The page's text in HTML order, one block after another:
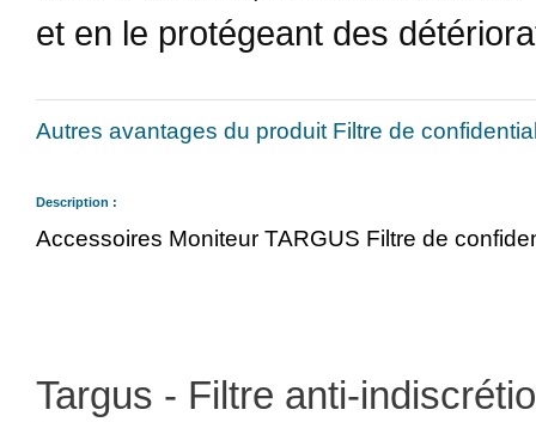
et en le protégeant des
Autres avantages du produit Filtre de
Description :
Accessoires Moniteur TARGUS Filtre de
Targus - Filtre anti-